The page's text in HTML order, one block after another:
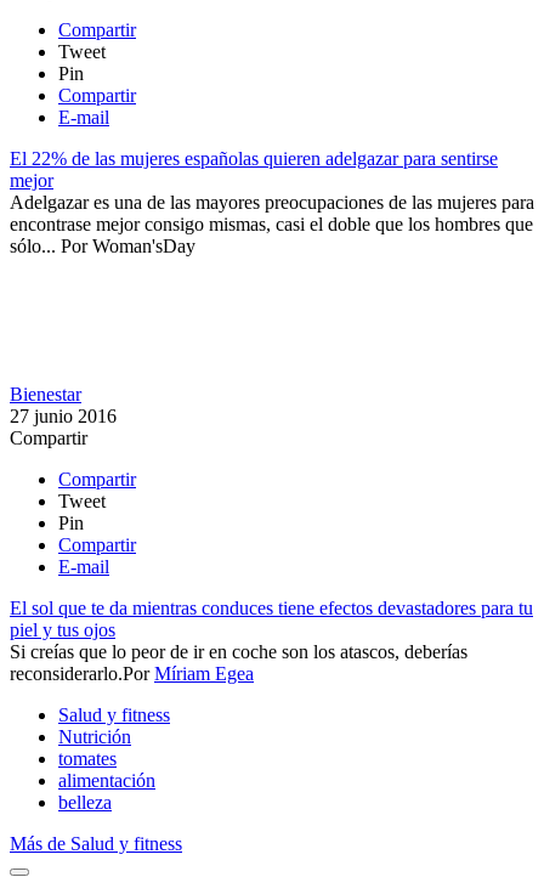
Compartir
Tweet
Pin
Compartir
E-mail
El 22% de las mujeres españolas quieren adelgazar para sentirse
mejor
Adelgazar es una de las mayores preocupaciones de las mujeres para
encontrase mejor consigo mismas, casi el doble que los hombres que
sólo... PorWoman'sDay
Bienestar
27 junio 2016
Compartir
Compartir
Tweet
Pin
Compartir
E-mail
El sol que te da mientras conduces tiene efectos devastadores para tu
piel y tus ojos
Si creías que lo peor de ir en coche son los atascos, deberías
reconsiderarlo.​​PorMíriam Egea
Salud y fitness
Nutrición
tomates
alimentación
belleza
Más de Salud y fitness